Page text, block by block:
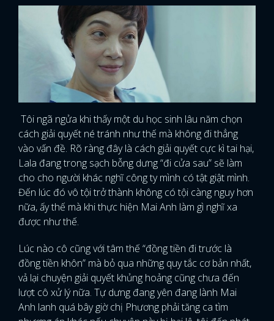
Tôi ngã ngửa khi thấy một du học sinh lâu năm chọn
cách giải quyết né tránh như thế mà không đi thẳng
vào vấn đề. Rõ ràng đây là cách giải quyết cực kì tai hại,
Lala đang trong sạch bỗng dưng “đi cửa sau” sẽ làm
cho cho người khác nghĩ công ty mình có tật giật mình.
Đến lúc đó vô tội trở thành không có tội càng nguy hơn
nữa, ấy thế mà khi thực hiện Mai Anh làm gì nghĩ xa
được như thế.
Lúc nào cô cũng với tâm thế “đồng tiền đi trước là
đồng tiền khôn” mà bỏ qua những quy tắc cơ bản nhất,
vả lại chuyện giải quyết khủng hoảng cũng chưa đến
lượt cô xử lý nữa. Tự dưng đang yên đang lành Mai
Anh lanh quá bây giờ chị Phương phải tăng ca tìm